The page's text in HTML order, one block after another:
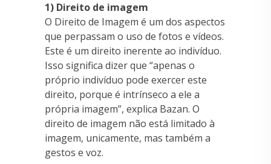
1) Direito de imagem
O Direito de Imagem é um dos aspectos
que perpassam o uso de fotos e vídeos.
Este é um direito inerente ao indivíduo.
Isso significa dizer que “apenas o
próprio indivíduo pode exercer este
direito, porque é intrínseco a ele a
própria imagem”, explica Bazan. O
direito de imagem não está limitado à
imagem, unicamente, mas também a
gestos e voz.